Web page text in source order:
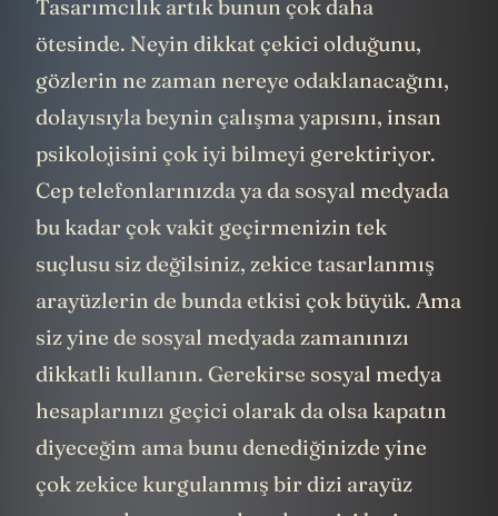
Tasarımcılık artık bunun çok daha
ötesinde. Neyin dikkat çekici olduğunu,
gözlerin ne zaman nereye odaklanacağını,
dolayısıyla beynin çalışma yapısını, insan
psikolojisini çok iyi bilmeyi gerektiriyor.
Cep telefonlarınızda ya da sosyal medyada
bu kadar çok vakit geçirmenizin tek
suçlusu siz değilsiniz, zekice tasarlanmış
arayüzlerin de bunda etkisi çok büyük. Ama
siz yine de sosyal medyada zamanınızı
dikkatli kullanın. Gerekirse sosyal medya
hesaplarınızı geçici olarak da olsa kapatın
diyeceğim ama bunu denediğinizde yine
çok zekice kurgulanmış bir dizi arayüz